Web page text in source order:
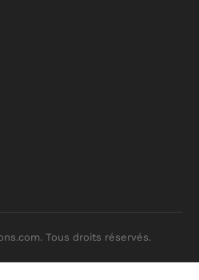
Tous droits réservés.